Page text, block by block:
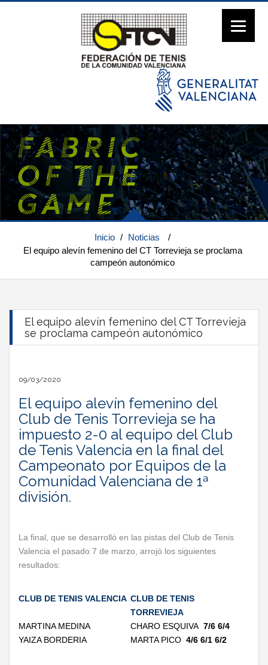
Inicio / Noticias
/
El equipo alevín femenino del CT Torrevieja se proclama
campeón autonómico
El equipo alevín femenino del CT Torrevieja
se proclama campeón autonómico
09/03/2020
El equipo alevín femenino del
Club de Tenis Torrevieja se ha
impuesto 2-0 al equipo del Club
de Tenis Valencia en la final del
Campeonato por Equipos de la
Comunidad Valenciana de 1ª
división.
La final, que se desarrolló en las pistas del Club de Tenis
Valencia el pasado 7 de marzo, arrojó los siguientes
resultados:
CLUB DE TENIS VALENCIA CLUB DE TENIS
TORREVIEJA
MARTINA MEDINA
CHARO ESQUIVA 7/6 6/4
YAIZA BORDERIA
MARTA PICO 4/6 6/1 6/2